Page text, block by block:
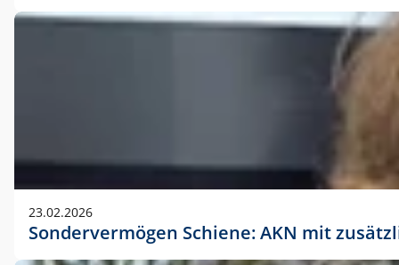
23.02.2026
Sondervermögen Schiene: AKN mit